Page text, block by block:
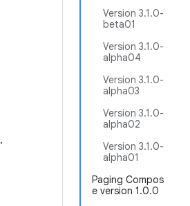
Version 3.1.0-
beta01
Version 3.1.0-
alpha04
Version 3.1.0-
alpha03
Version 3.1.0-
alpha02
Version 3.1.0-
alpha01
Paging Compos
e version 1.0.0
.